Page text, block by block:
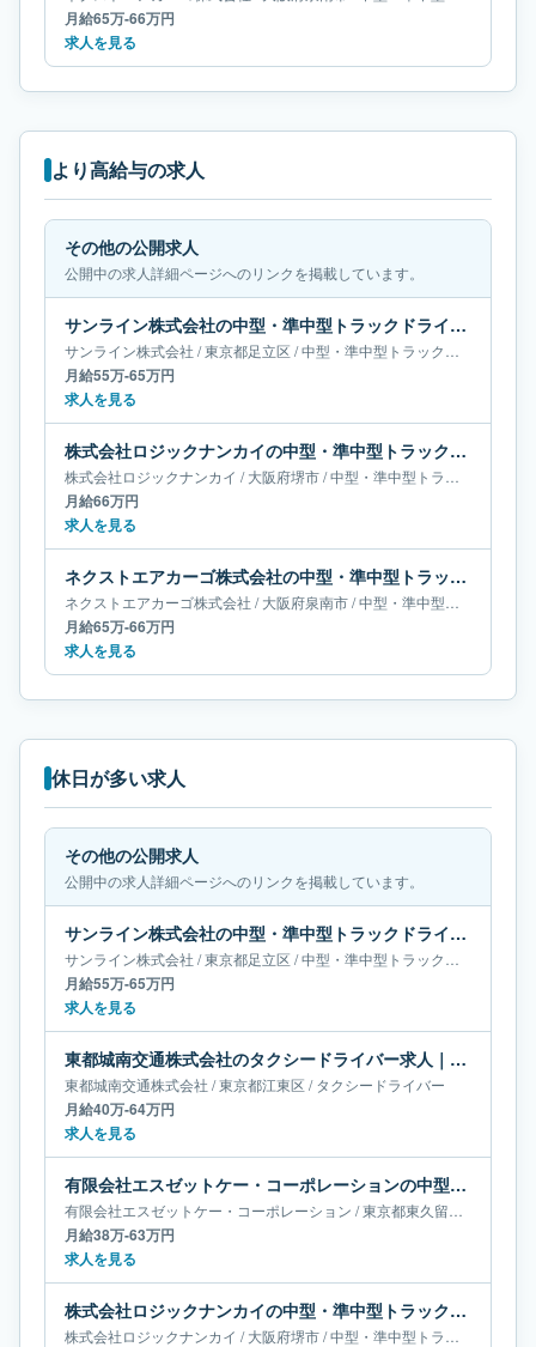
月給65万-66万円
求人を見る
より高給与の求人
その他の公開求人
公開中の求人詳細ページへのリンクを掲載しています。
サンライン株式会社の中型・準中型トラックドライバー求人｜東京都足立区｜月給55万-65万円
サンライン株式会社 /東京都足立区 /中型・準中型トラックドライバー
月給55万-65万円
求人を見る
株式会社ロジックナンカイの中型・準中型トラックドライバー求人｜大阪府堺市｜月給66万円
株式会社ロジックナンカイ /大阪府堺市/中型・準中型トラックドライバー
月給66万円
求人を見る
ネクストエアカーゴ株式会社の中型・準中型トラックドライバー求人｜大阪府泉南市｜月給65万-66万円
ネクストエアカーゴ株式会社 /大阪府泉南市/中型・準中型トラックドライバー
月給65万-66万円
求人を見る
休日が多い求人
その他の公開求人
公開中の求人詳細ページへのリンクを掲載しています。
サンライン株式会社の中型・準中型トラックドライバー求人｜東京都足立区｜月給55万-65万円
サンライン株式会社 /東京都足立区 /中型・準中型トラックドライバー
月給55万-65万円
求人を見る
東都城南交通株式会社のタクシードライバー求人｜東京都江東区｜月給40万-64万円
東都城南交通株式会社 /東京都江東区 /タクシードライバー
月給40万-64万円
求人を見る
有限会社エスゼットケー・コーポレーションの中型・準中型トラックドライバー求人｜東京都東久留米市｜月給38万-63万円
有限会社エスゼットケー・コーポレーション /東京都東久留米市
月給38万-63万円
求人を見る
株式会社ロジックナンカイの中型・準中型トラックドライバー求人｜大阪府堺市｜月給66万円
株式会社ロジックナンカイ /大阪府堺市/中型・準中型トラックドライバー